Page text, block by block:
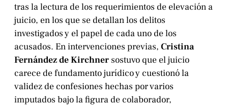
tras la lectura de los requerimientos de elevación a
juicio, en los que se detallan los delitos
investigados y el papel de cada uno de los
acusados. En intervenciones previas, Cristina
Fernández de Kirchner sostuvo que el juicio
carece de fundamento jurídico y cuestionó la
validez de confesiones hechas por varios
imputados bajo la figura de colaborador,